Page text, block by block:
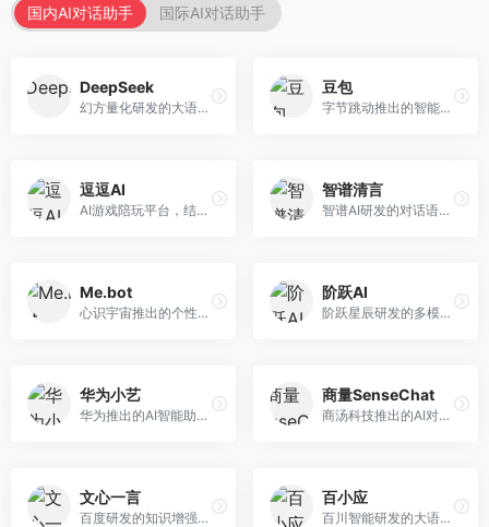
国内AI对话助手 国际AI对话助手
DeepSeek
幻方量化研发的大语言模型平台，专注于深度推理和代码生成能力。面向开发者、研究人员和技术爱好者，提供强大的逻辑推理和数学计算功能，开源生态完善，API接口友好。
豆包
字节跳动推出的智能对话助手平台，提供文本创作、知识问答、英语学习等多种AI服务。面向普通用户和内容创作者，支持多轮对话和文件解析，免费使用，响应速度快，中文理解能力强。
逗逗AI
AI游戏陪玩平台，结合游戏理解和自然语言交互技术。面向游戏玩家，提供游戏攻略、陪玩互动、社交聊天等服务，游戏知识丰富，互动体验有趣。
智谱清言
智谱AI研发的对话语言模型，支持中英双语交互。面向中文用户和开发者，提供知识问答、代码编写、文档解读等服务，开源生态完善，学术研究背景深厚。
Me.bot
心识宇宙推出的个性化AI伴侣，专注于情感交互和个人助理服务。面向个人用户，支持日程管理、情感陪伴、知识问答等功能，交互体验人性化。
阶跃AI
阶跃星辰研发的多模态大模型平台，支持文本、图像、视频的综合理解与生成。面向创作者和企业客户，提供内容创作、智能分析等服务，多模态能力突出。
华为小艺
华为推出的AI智能助手网页端，深度整合鸿蒙生态和华为云服务。面向华为设备用户，支持语音交互、智能问答、设备控制等功能，与华为硬件生态无缝衔接。
商量SenseChat
商汤科技推出的AI对话平台，结合计算机视觉和自然语言处理技术。面向企业用户和开发者，支持多模态交互，视觉理解能力强，适合智能客服和内容创作场景。
文心一言
百度研发的知识增强大语言模型，深度融合百度知识图谱和搜索能力。面向中文用户，提供知识问答、文本创作、逻辑推理等服务，中文语境理解准确，知识覆盖面广。
百小应
百川智能研发的大语言模型助手，专注于中文理解和生成。面向中文用户，提供知识问答、文本创作、代码辅助等服务，模型参数规模大，中文表达流畅自然。